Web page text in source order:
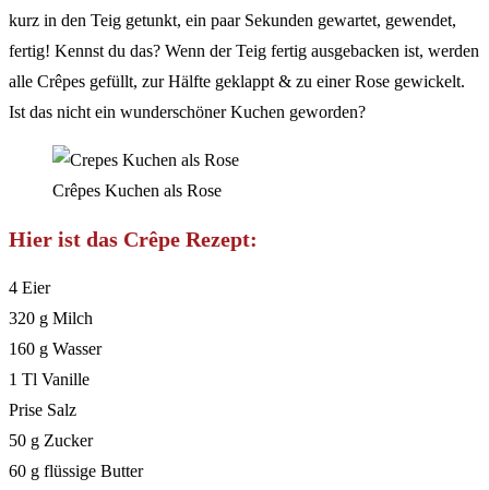
kurz in den Teig getunkt, ein paar Sekunden gewartet, gewendet,
fertig! Kennst du das? Wenn der Teig fertig ausgebacken ist, werden
alle Crêpes gefüllt, zur Hälfte geklappt & zu einer Rose gewickelt.
Ist das nicht ein wunderschöner Kuchen geworden?
Crêpes Kuchen als Rose
Hier ist das Crêpe Rezept:
4 Eier
320 g Milch
160 g Wasser
1 Tl Vanille
Prise Salz
50 g Zucker
60 g flüssige Butter